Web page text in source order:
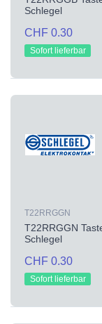
Schlegel
CHF 0.30
Sofort lieferbar
T22RRGGN
T22RRGGN
Schlegel
CHF 0.30
Sofort lieferbar